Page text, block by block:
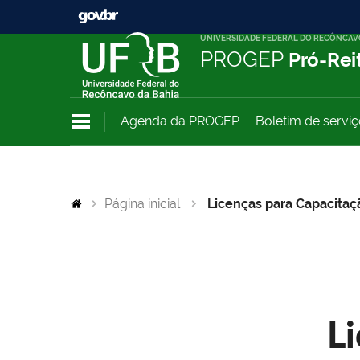
UNIVERSIDADE FEDERAL DO
PROGEP Pró-
Agenda da PROGEP Boletim de
Página inicial Licenças para